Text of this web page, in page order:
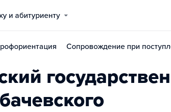
и абитуриенту
Сопровождение при